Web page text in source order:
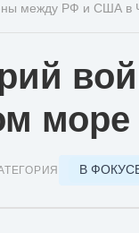
между РФ и США в
море
В